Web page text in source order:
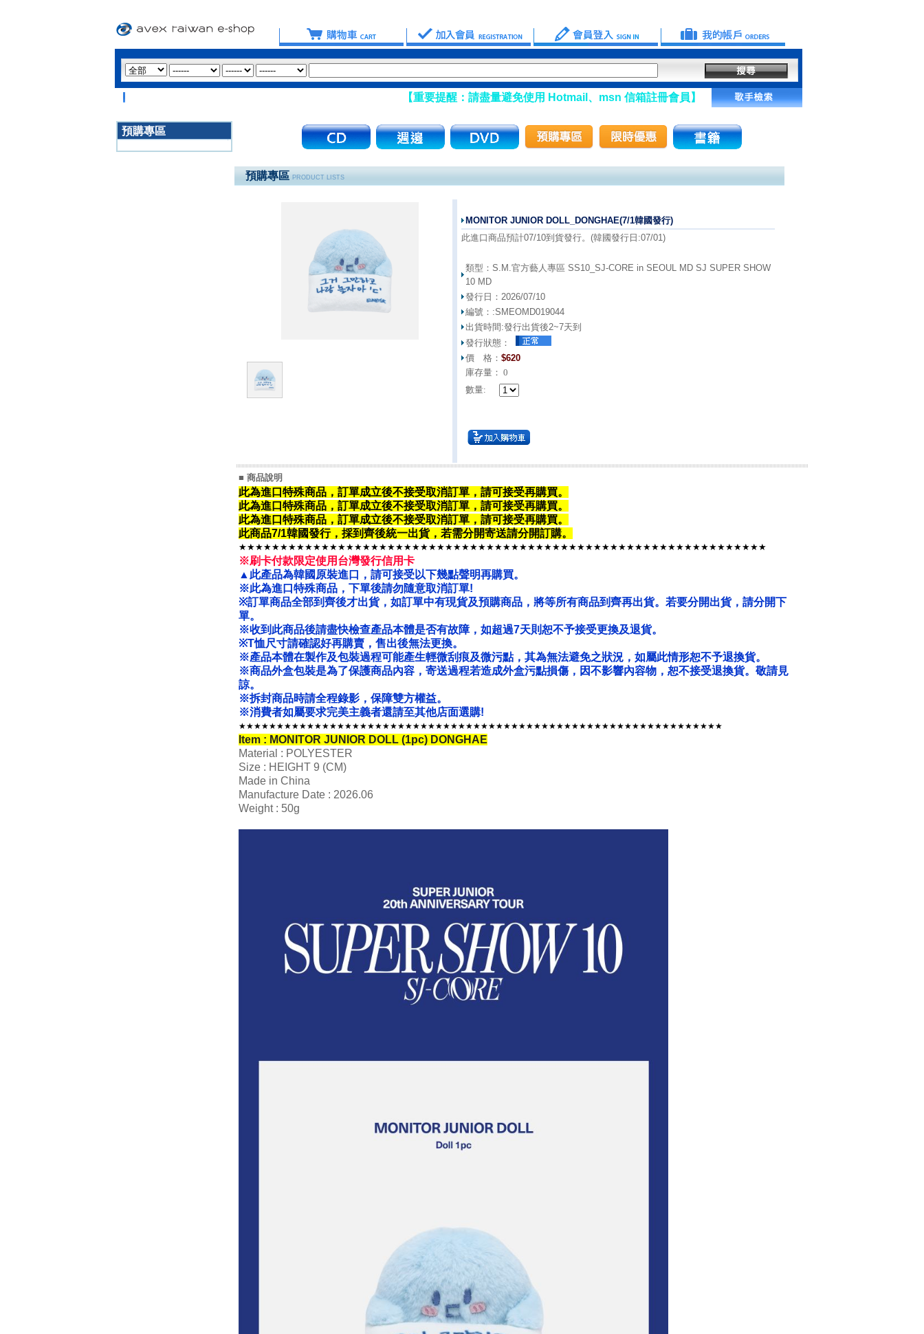
【重要提醒：請盡量避免使用 Hotmail、msn 信箱註冊會員】
預購專區
預購專區 PRODUCT LISTS
MONITOR JUNIOR DOLL_DONGHAE(7/1韓國發行)
此進口商品預計07/10到貨發行。(韓國發行日:07/01)
類型： S.M.官方藝人專區 SS10_SJ-CORE in SEOUL MD SJ SUPER SHOW
10 MD
發行日： 2026/07/10
編號：:SMEOMD019044
出貨時間:發行出貨後2~7天到
發行狀態：
價 格： $620
庫存量： 0
數量:
■ 商品說明
此為進口特殊商品，訂單成立後不接受取消訂單，請可接受再購買。
此為進口特殊商品， 訂單成立後不接受取消訂單，請可接受再購買。
此為進口特殊商品， 訂單成立後不接受取消訂單，請可接受再購買。
此商品7/1韓國發行，採到齊後統一出貨，若需分開寄送請分開訂購。
★★★★★★★★★★★★★★★★★★★★★★★★★★★★★★★★★★★★★★★★★★★★★★★★★★★★★★★★★★★★★★★★
※刷卡付款限定使用台灣發行信用卡
▲此產品為韓國原裝進口，請可接受以下幾點聲明再購買。
※此為進口特殊商品，下單後請勿隨意取消訂單!
※訂單商品全部到齊後才出貨，如訂單中有現貨及預購商品，將等所有商品到齊再出貨。若要分開出貨，請分開下
單。
※收到此商品後請盡快檢查產品本體是否有故障，如超過7天則恕不予接受更換及退貨。
※T恤尺寸請確認好再購賣，售出後無法更換。
※產品本體在製作及包裝過程可能產生輕微刮痕及微污點，其為無法避免之狀況，如屬此情形恕不予退換貨。
※商品外盒包裝是為了保護商品內容，寄送過程若造成外盒污點損傷，因不影響內容物，恕不接受退換貨。敬請見
諒。
※拆封商品時請全程錄影，保障雙方權益。
※消費者如屬要求完美主義者還請至其他店面選購!
★★★★★★★★★★★★★★★★★★★★★★★★★★★★★★★★★★★★★★★★★★★★★★★★★★★★★★★★★★★★★★★★
Item : MONITOR JUNIOR DOLL (1pc) DONGHAE
Material : POLYESTER
Size : HEIGHT 9 (CM)
Made in China
Manufacture Date : 2026.06
Weight : 50g